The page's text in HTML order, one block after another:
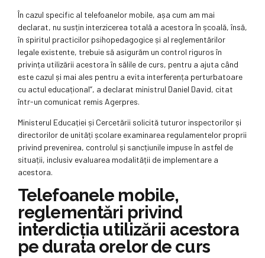
În cazul specific al telefoanelor mobile, așa cum am mai
declarat, nu susțin interzicerea totală a acestora în școală, însă,
în spiritul practicilor psihopedagogice și al reglementărilor
legale existente, trebuie să asigurăm un control riguros în
privința utilizării acestora în sălile de curs, pentru a ajuta când
este cazul și mai ales pentru a evita interferența perturbatoare
cu actul educațional“, a declarat ministrul Daniel David, citat
într-un comunicat remis Agerpres.
Ministerul Educației și Cercetării solicită tuturor inspectorilor și
directorilor de unități școlare examinarea regulamentelor proprii
privind prevenirea, controlul și sancțiunile impuse în astfel de
situații, inclusiv evaluarea modalității de implementare a
acestora.
Telefoanele mobile,
reglementări privind
interdicția utilizării acestora
pe durata orelor de curs